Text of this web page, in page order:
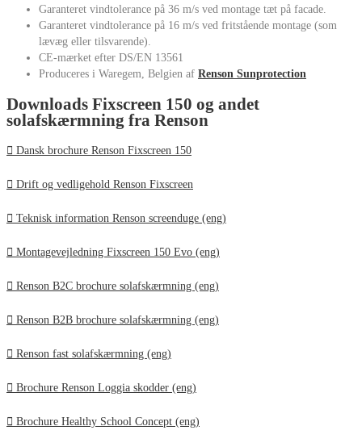
Garanteret vindtolerance på 36 m/s ved montage tæt på facade.
Garanteret vindtolerance på 16 m/s ved fritstående montage (som
lævæg eller tilsvarende).
CE-mærket efter DS/EN 13561
Produceres i Waregem, Belgien af Renson Sunprotection
Downloads Fixscreen 150 og andet
solafskærmning fra Renson
Dansk brochure Renson Fixscreen 150
Drift og vedligehold Renson Fixscreen
Teknisk information Renson screenduge (eng)
Montagevejledning Fixscreen 150 Evo (eng)
Renson B2C brochure solafskærmning (eng)
Renson B2B brochure solafskærmning (eng)
Renson fast solafskærmning (eng)
Brochure Renson Loggia skodder (eng)
Brochure Healthy School Concept (eng)